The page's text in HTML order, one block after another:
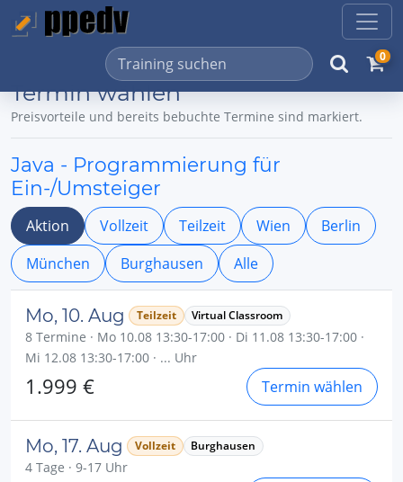
0
Termin wählen
Preisvorteile und bereits bebuchte Termine sind markiert.
Java - Programmierung für
Ein-/Umsteiger
Aktion Vollzeit Teilzeit Wien
Berlin
München
Burghausen Alle
Mo, 10. Aug Teilzeit Virtual Classroom
8 Termine · Mo 10.08 13:30-17:00 · Di 11.08 13:30-17:00 ·
Mi 12.08 13:30-17:00 · ... Uhr
1.999 € Termin wählen
Mo, 17. Aug Vollzeit Burghausen
4 Tage · 9-17 Uhr